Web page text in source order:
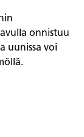
onnistuu
uunissa voi